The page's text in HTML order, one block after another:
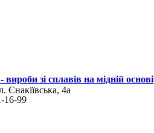
зі сплавів на мідній основі
Єнакіївська, 4а
16-99